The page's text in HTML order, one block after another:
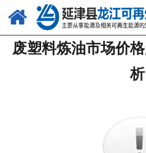
废塑料炼油市场价
析